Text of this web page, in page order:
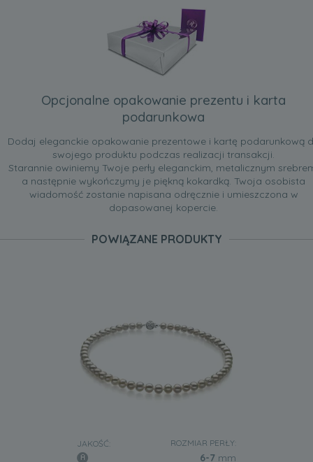
Opcjonalne opakowanie prezentu i karta
podarunkowa
Dodaj eleganckie opakowanie prezentowe i kartę podarunkową
swojego produktu podczas realizacji transakcji.
Starannie owiniemy Twoje perły eleganckim, metalicznym
a następnie wykończymy je piękną kokardką. Twoja osobista
wiadomość zostanie napisana odręcznie i umieszczona w
dopasowanej kopercie.
POWIĄZANE PRODUKTY
JAKOŚĆ: ROZMIAR PERŁY:
6-7 mm